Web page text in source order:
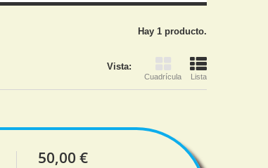
Hay 1 producto.
Vista:
Cuadrícula Lista
50,00 €